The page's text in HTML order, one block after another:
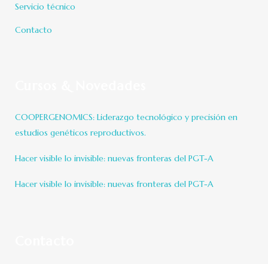
Servicio técnico
Contacto
COOPERGENOMICS: Liderazgo tecnológico y precisión en
estudios genéticos reproductivos.
Hacer visible lo invisible: nuevas fronteras del PGT-A
Hacer visible lo invisible: nuevas fronteras del PGT-A